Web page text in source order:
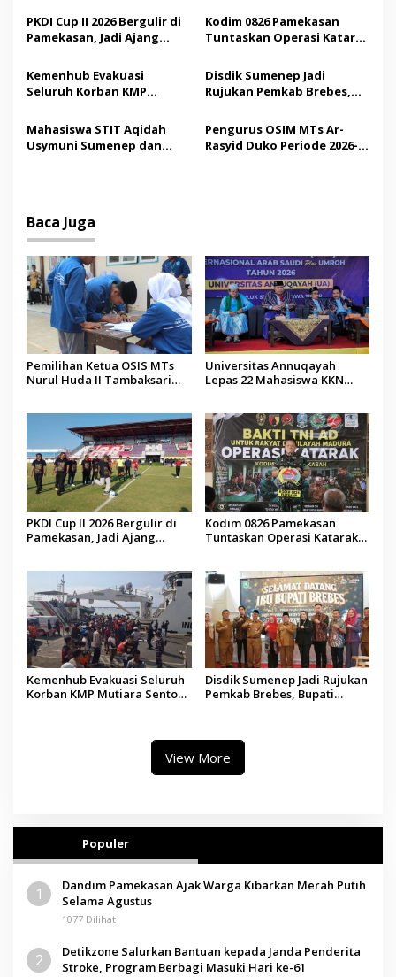
p
o
s
Demokrasi bagi Siswa
Saudi
PKDI Cup II 2026 Bergulir di
Pamekasan, Jadi Ajang
Madura
Kodim 0826 Pamekasan
Tuntaskan Operasi Katarak
Tindakan Medis
Kemenhub Evakuasi
Seluruh Korban KMP
Operator Diaudit
Disdik Sumenep Jadi
Rujukan Pemkab Brebes,
Pendidikan Berbasis
Budaya
Mahasiswa STIT Aqidah
Usymuni Sumenep dan
Pengurus OSIM MTs Ar-
Rasyid Duko Periode 2026-
Baca Juga
Pemilihan Ketua OSIS MTs
Nurul Huda II Tambaksari
Universitas Annuqayah
Lepas 22 Mahasiswa KKN
PKDI Cup II 2026 Bergulir di
Pamekasan, Jadi Ajang
Kodim 0826 Pamekasan
Tuntaskan Operasi Katarak
Kemenhub Evakuasi Seluruh
Korban KMP Mutiara Sentosa
Disdik Sumenep Jadi Rujukan
Pemkab Brebes, Bupati
View More
Populer
1
Dandim Pamekasan Ajak Warga Kibarkan Merah Putih
Selama Agustus
1077 Dilihat
2
Detikzone Salurkan Bantuan kepada Janda Penderita
Stroke, Program Berbagi Masuki Hari ke-61